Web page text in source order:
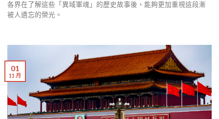
各界在了解這些「異域軍魂」的歷史故事後，能夠更加重視這段漸
被人遺忘的榮光。
01
11 月